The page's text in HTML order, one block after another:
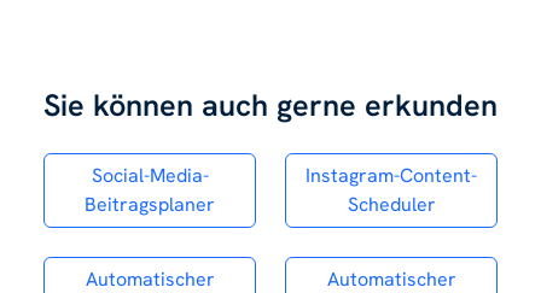
Sie können auch gerne erkunden
Social-Media-
Beitragsplaner
Instagram-Content-
Scheduler
Automatischer
Automatischer